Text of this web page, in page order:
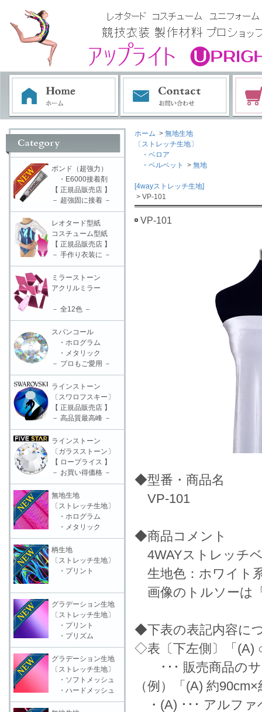
ホーム > 無地生地
〔ストレッチ生地〕
・ベロア
・ベルベット
> 無地
[4wayストレッチ生地]
> VP-101
VP-101
◆型番・商品名
VP-101
◆商品コメント
4WAYストレッチ
生地色：ホワイト
画像のトルソーは
◆下表の表記内容に
◇表〔下左側〕「(A)
･･･ 販売商品のサ
（例）「(A) 約
・(A) ･･･ アルフ
ボンド（超強力）
・E6000接着剤
【 正規品販売店 】
－ 超強固に接着 －
レオタード型紙
コスチューム型紙
【 正規品販売店 】
－ 手作り衣装に －
ミラーストーン
アクリルミラー
－ 全12色 －
スパンコール
・ホログラム
・メタリック
－ プロもご愛用 －
ラインストーン
〔スワロフスキー〕
【 正規品販売店 】
－ 高品質最高峰 －
ラインストーン
〔ガラスストーン〕
【 ロープライス 】
－ お買い得価格 －
無地生地
〔ストレッチ生地〕
・ホログラム
・メタリック
柄生地
〔ストレッチ生地〕
・プリント
グラデーション生地
〔ストレッチ生地〕
・プリント
・プリズム
グラデーション生地
〔ストレッチ生地〕
・ソフトメッシュ
・ハードメッシュ